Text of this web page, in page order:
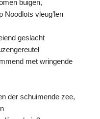
buigen,
Noodlots vleug’len
geslacht
met wringende
der schuimende zee,